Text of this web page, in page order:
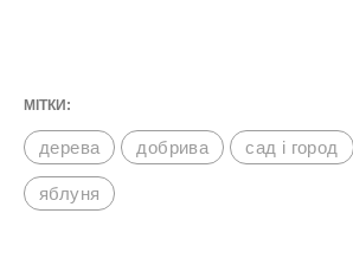
МІТКИ:
дерева добрива сад і город
яблуня